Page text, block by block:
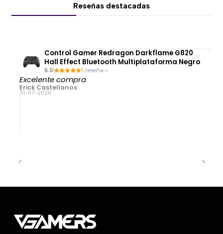
Reseñas destacadas
Control Gamer Redragon Darkflame G820
Hall Effect Bluetooth Multiplataforma Negro
5.0 1 reseña
Excelente compra
Erick Castellanos
31-07-2026